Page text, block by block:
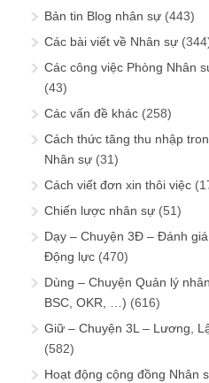
Bản tin Blog nhân sự (443)
Các bài viết về Nhân sự
Các công việc Phòng Nhân
(43)
Các vấn đề khác (258)
Cách thức tăng thu nhập
Nhân sự (31)
Cách viết đơn xin thôi việc
Chiến lược nhân sự (51)
Dạy – Chuyện 3Đ – Đánh
Động lực (470)
Dùng – Chuyện Quản lý
BSC, OKR, …) (616)
Giữ – Chuyện 3L – Lương,
(582)
Hoạt động cộng đồng Nhân